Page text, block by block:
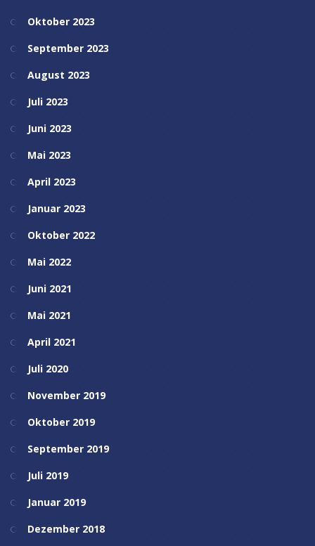
Oktober 2023
September 2023
August 2023
Juli 2023
Juni 2023
Mai 2023
April 2023
Januar 2023
Oktober 2022
Mai 2022
Juni 2021
Mai 2021
April 2021
Juli 2020
November 2019
Oktober 2019
September 2019
Juli 2019
Januar 2019
Dezember 2018